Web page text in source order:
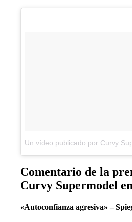
Comentario de la
Curvy Supermodel
«Autoconfianza agresiva» –